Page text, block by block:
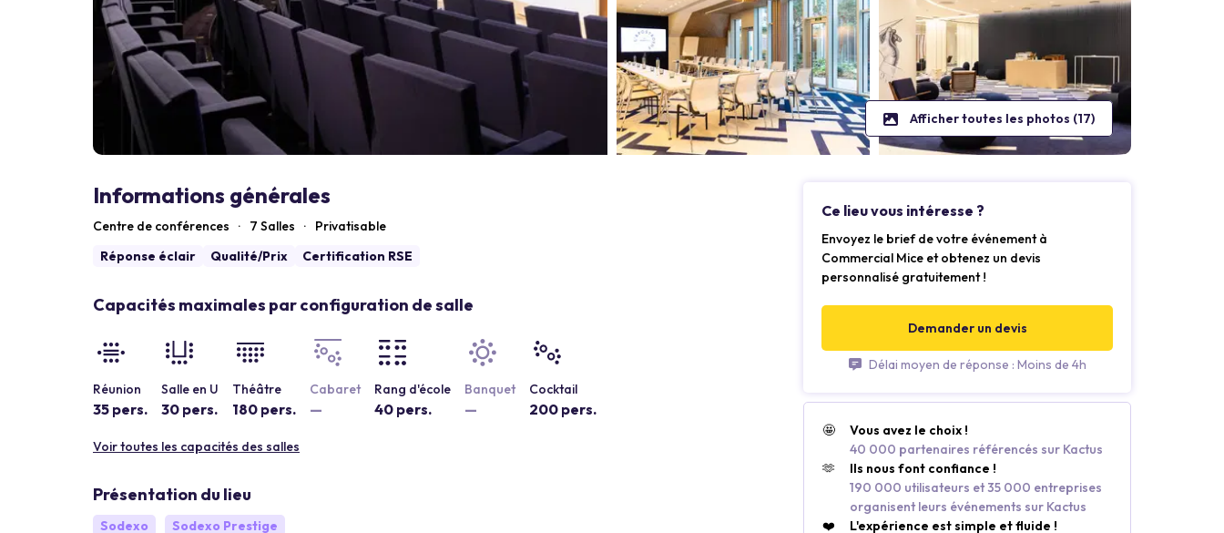
Afficher toutes les photos (17)
Informations générales
Centre de conférences · 7 Salles ·
Privatisable
Réponse éclair
Qualité/Prix Certification RSE
Capacités maximales par configuration de salle
Réunion
35 pers.
Salle en U
30 pers.
Théâtre
180 pers.
Cabaret
—
Rang d'école
40 pers.
Banquet
—
Cocktail
200 pers.
Voir toutes les capacités des salles
Présentation du lieu
Sodexo
Sodexo Prestige
Ce lieu vous intéresse ?
Envoyez le brief de votre événement à
Commercial Mice et obtenez un devis
personnalisé gratuitement !
Demander un devis
Délai moyen de réponse : Moins de 4h
🤩
Vous avez le choix !
40 000 partenaires référencés sur Kactus
🫶
Ils nous font confiance !
190 000 utilisateurs et 35 000 entreprises
organisent leurs événements sur Kactus
❤️
L'expérience est simple et fluide !